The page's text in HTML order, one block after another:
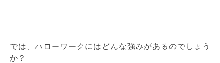
では、ハローワークにはどんな強みがあるのでしょう
か？